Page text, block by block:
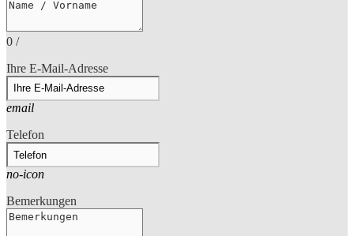
0 /
Ihre E-Mail-Adresse
email
Telefon
no-icon
Bemerkungen